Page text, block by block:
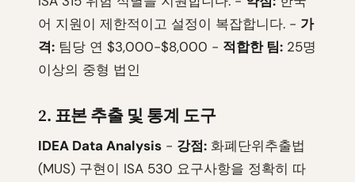
어 지원이 제한적이고 설정이 복잡합니다. - 가
격: 팀당 연 $3,000-$8,000 - 적합한 팀: 25명
이상의 중형 법인
2. 표본 추출 및 통계 도구
IDEA Data Analysis - 강점: 화폐단위추출법
(MUS) 구현이 ISA 530 요구사항을 정확히 따